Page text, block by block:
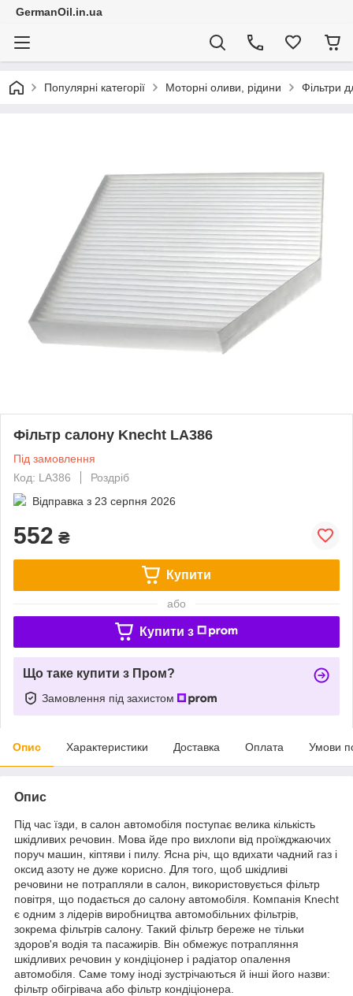
GermanOil.in.ua
Популярні категорії Моторні оливи, рідини Фільтри
Фільтр салону Knecht LA386
Під замовлення
Код: LA386
Роздріб
Відправка з 23 серпня 2026
552 ₴
Купити
або
Купити з
Що таке купити з Пром?
Замовлення під захистом
Опис Характеристики Доставка Оплата Умови
Опис
Під час їзди, в салон автомобіля поступає велика кількість
шкідливих речовин. Мова йде про вихлопи від проїжджаючих
поруч машин, кіптяви і пилу. Ясна річ, що вдихати чадний газ і
оксид азоту не дуже корисно. Для того, щоб шкідливі
речовини не потрапляли в салон, використовується фільтр
повітря, що подається до салону автомобіля. Компанія Knecht
є одним з лідерів виробництва автомобільних фільтрів,
зокрема фільтрів салону. Такий фільтр береже не тільки
здоров'я водія та пасажирів. Він обмежує потрапляння
шкідливих речовин у кондіціонер і радіатор опалення
автомобіля. Саме тому іноді зустрічаються й інші його назви:
фільтр обігрівача або фільтр кондіціонера.